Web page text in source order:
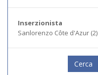
Inserzionista
Sanlorenzo Côte d'Azur (2)
Cerca